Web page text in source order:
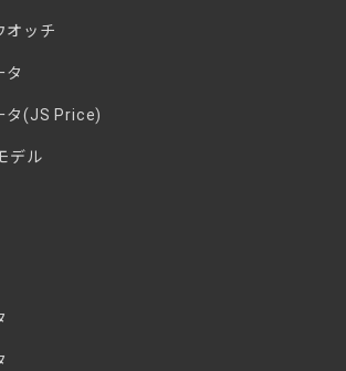
オッチ
タ
タ(JS Price)
デル